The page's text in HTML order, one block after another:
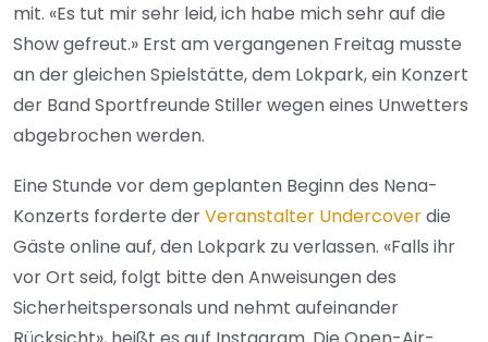
mit. «Es tut mir sehr leid, ich habe mich sehr auf die
Show gefreut.» Erst am vergangenen Freitag musste
an der gleichen Spielstätte, dem Lokpark, ein Konzert
der Band Sportfreunde Stiller wegen eines Unwetters
abgebrochen werden.
Eine Stunde vor dem geplanten Beginn des Nena-
Konzerts forderte derVeranstalter Undercoverdie
Gäste online auf, den Lokpark zu verlassen. «Falls ihr
vor Ort seid, folgt bitte den Anweisungen des
Sicherheitspersonals und nehmt aufeinander